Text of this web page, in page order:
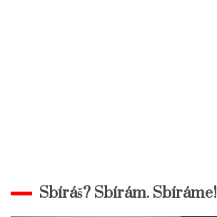
Sbíráš? Sbírám. Sbíráme!